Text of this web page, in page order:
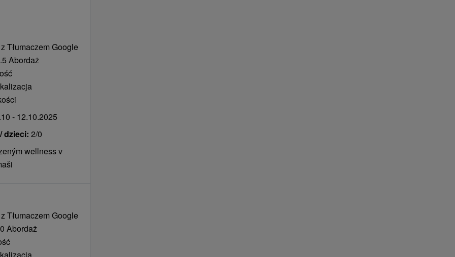
Tłumaczem Google
Abordaż
- 12.10.2025
dzieci: 2/0
wellness v
Tłumaczem Google
Abordaż